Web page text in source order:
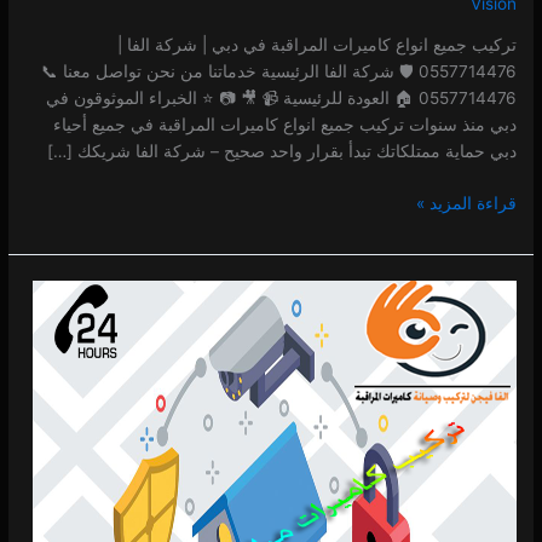
تركيب جميع انواع كاميرات المراقبة في دبي | شركة الفا |
0557714476 🛡️ شركة الفا الرئيسية خدماتنا من نحن تواصل معنا 📞
0557714476 🏠 العودة للرئيسية 📹 🎥 📷 ⭐ الخبراء الموثوقون في
دبي منذ سنوات تركيب جميع انواع كاميرات المراقبة في جميع أحياء
دبي حماية ممتلكاتك تبدأ بقرار واحد صحيح – شركة الفا شريكك […]
قراءة المزيد »
فني
تركيب
نظام
امني
في
الفجيرة
0 (0)